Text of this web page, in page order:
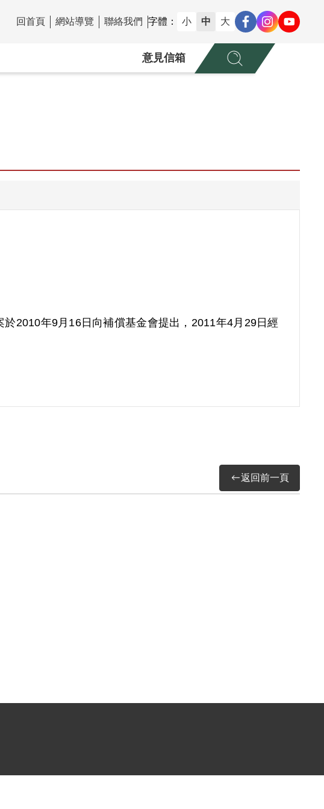
:::
回首頁 網站導覽 聯絡我們 字體： 小 中 大
意見信箱
2010年9月16日向補償基金會提出，2011年4月29日經
返回前一頁